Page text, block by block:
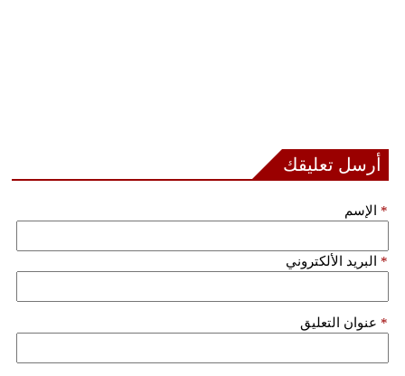
أرسل تعليقك
الإسم *
البريد الألكتروني *
عنوان التعليق *